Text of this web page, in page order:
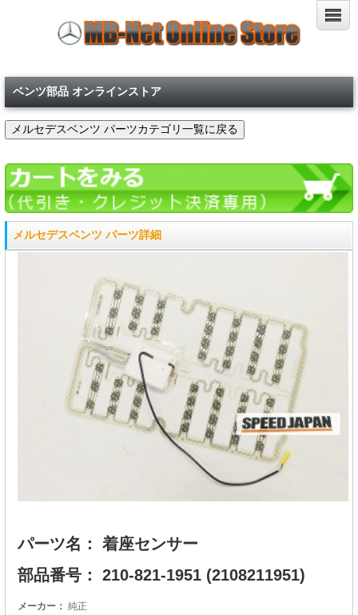
ベンツ部品 オンラインストア
メルセデスベンツ パーツ詳細
パーツ名： 着座センサー
部品番号： 210-821-1951 (2108211951)
メーカー： 純正